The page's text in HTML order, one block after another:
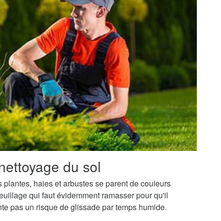
du sol
haies et arbustes se parent de couleurs
qui faut évidemment ramasser pour qu'il
pas un risque de glissade par temps humide.